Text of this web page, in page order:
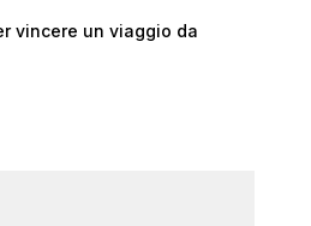
vincere un viaggio da